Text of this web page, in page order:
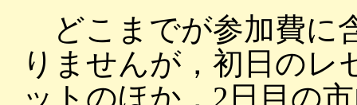
どこまでが参加費に
りませんが，初日のレ
ットのほか，2日目の